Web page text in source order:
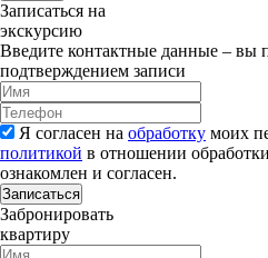
Записаться на
экскурсию
Введите контактные данные – вы
подтверждением записи
Я согласен на обработку моих
политикой в отношении
ознакомлен и согласен.
Записаться
Забронировать
квартиру